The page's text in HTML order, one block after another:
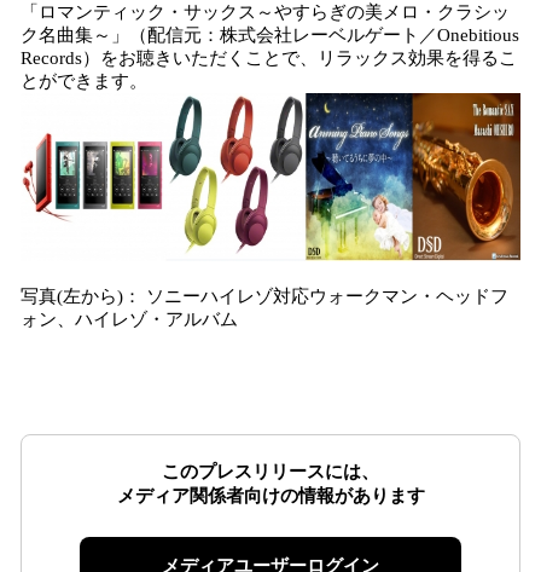
「ロマンティック・サックス～やすらぎの美メロ・クラシッ
ク名曲集～」（配信元：株式会社レーベルゲート／Onebitious
Records）をお聴きいただくことで、リラックス効果を得るこ
とができます。
写真(左から)： ソニーハイレゾ対応ウォークマン・ヘッドフ
ォン、ハイレゾ・アルバム
このプレスリリースには、
メディア関係者向けの情報があります
メディアユーザーログイン